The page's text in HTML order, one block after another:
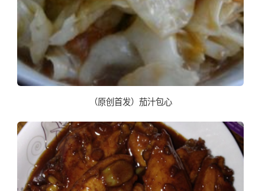
（原创首发）茄汁包心